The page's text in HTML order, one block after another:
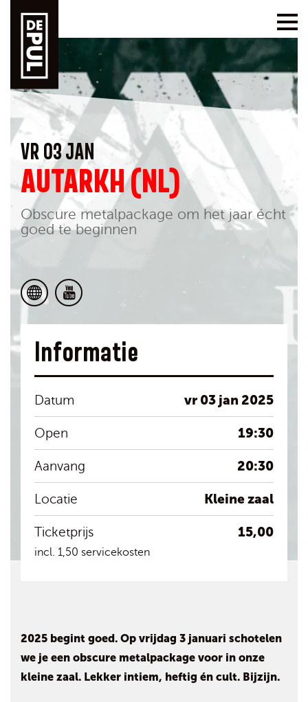
VR 03 JAN
AUTARKH (NL)
Obscure metalpackage om het jaar écht
goed te beginnen
Informatie
Datum vr 03 jan 2025
Open 19:30
Aanvang 20:30
Locatie Kleine zaal
Ticketprijs 15,00
incl. 1,50 servicekosten
2025 begint goed. Op vrijdag 3 januari schotelen
we je een obscure metalpackage voor in onze
kleine zaal. Lekker intiem, heftig én cult. Bijzijn.